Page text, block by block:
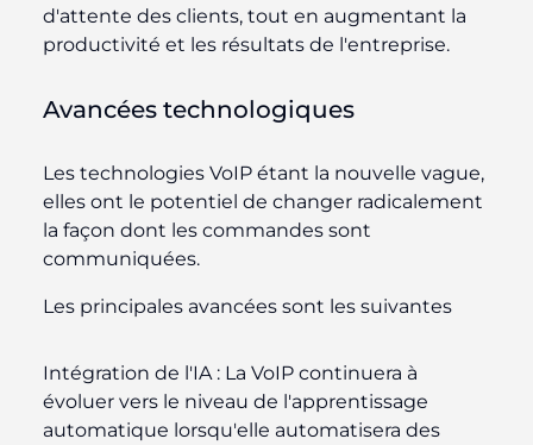
d'attente des clients, tout en augmentant la
productivité et les résultats de l'entreprise.
Avancées technologiques
Les technologies VoIP étant la nouvelle vague,
elles ont le potentiel de changer radicalement
la façon dont les commandes sont
communiquées.
Les principales avancées sont les suivantes
Intégration de l'IA : La VoIP continuera à
évoluer vers le niveau de l'apprentissage
automatique lorsqu'elle automatisera des